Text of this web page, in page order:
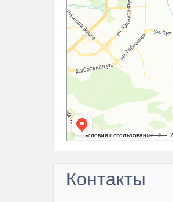
Контакты